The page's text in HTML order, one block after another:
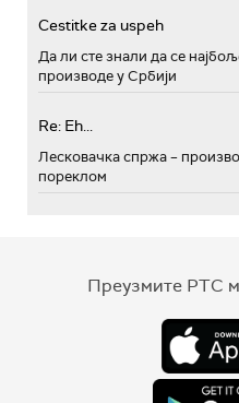
Cestitke za uspeh
Да ли сте знали да се
производе у Србији
Re: Eh...
Лесковачка спржа –
пореклом
Преузмите РТС